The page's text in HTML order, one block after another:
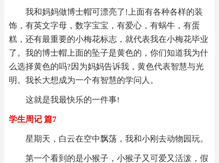
我和妈妈做博士帽可漂亮了!上面有各种各样的装
饰，有英文字母，数字宝宝，有爱心，有蜗牛，有蛋
糕，还有最重要的小梅花标志，就代表我在小梅花毕业
了。我的博士帽上面的坠子是黄色的，你们知道我为什
么选择黄色的吗?因为妈妈告诉我，黄色代表智慧与光
明。我长大想成为一个有智慧的学问人。
这就是我最快乐的一件事!
学生周记 篇7
星期天，白云在空中飘荡，我和小刚去动物园玩。
第一个看到的是小猴子，小猴子又可爱又活泼，假